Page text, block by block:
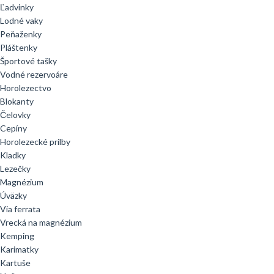
Ľadvinky
Lodné vaky
Peňaženky
Pláštenky
Športové tašky
Vodné rezervoáre
Horolezectvo
Blokanty
Čelovky
Cepíny
Horolezecké prilby
Kladky
Lezečky
Magnézium
Úväzky
Via ferrata
Vrecká na magnézium
Kemping
Karimatky
Kartuše